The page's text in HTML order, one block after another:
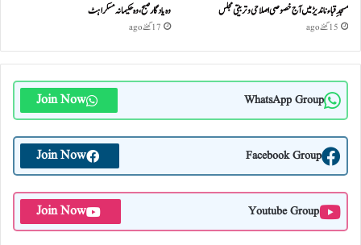
مسجدِ قباء ناندیڑ میں آج خصوصی اصلاحی و تربیتی مجلس
15 گھنٹے ago
وہ یادگار صبح، وہ حکیمانہ مسکراہٹ
17 گھنٹے ago
WhatsApp Group
Join Now
Facebook Group
Join Now
Youtube Group
Join Now